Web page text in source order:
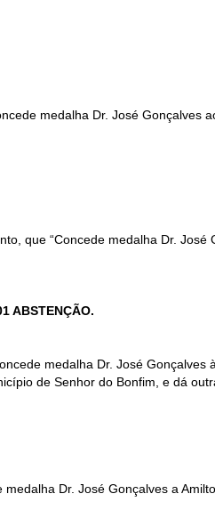
medalha Dr. José Gonçalves
que “Concede medalha Dr. José
ABSTENÇÃO.
medalha Dr. José Gonçalves
de Senhor do Bonfim, e dá
Dr. José Gonçalves a